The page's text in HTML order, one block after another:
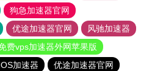
狗急加速器官网
优途加速器官网
风驰加速器
费vps加速器外网苹果版
加速器
优途加速器官网